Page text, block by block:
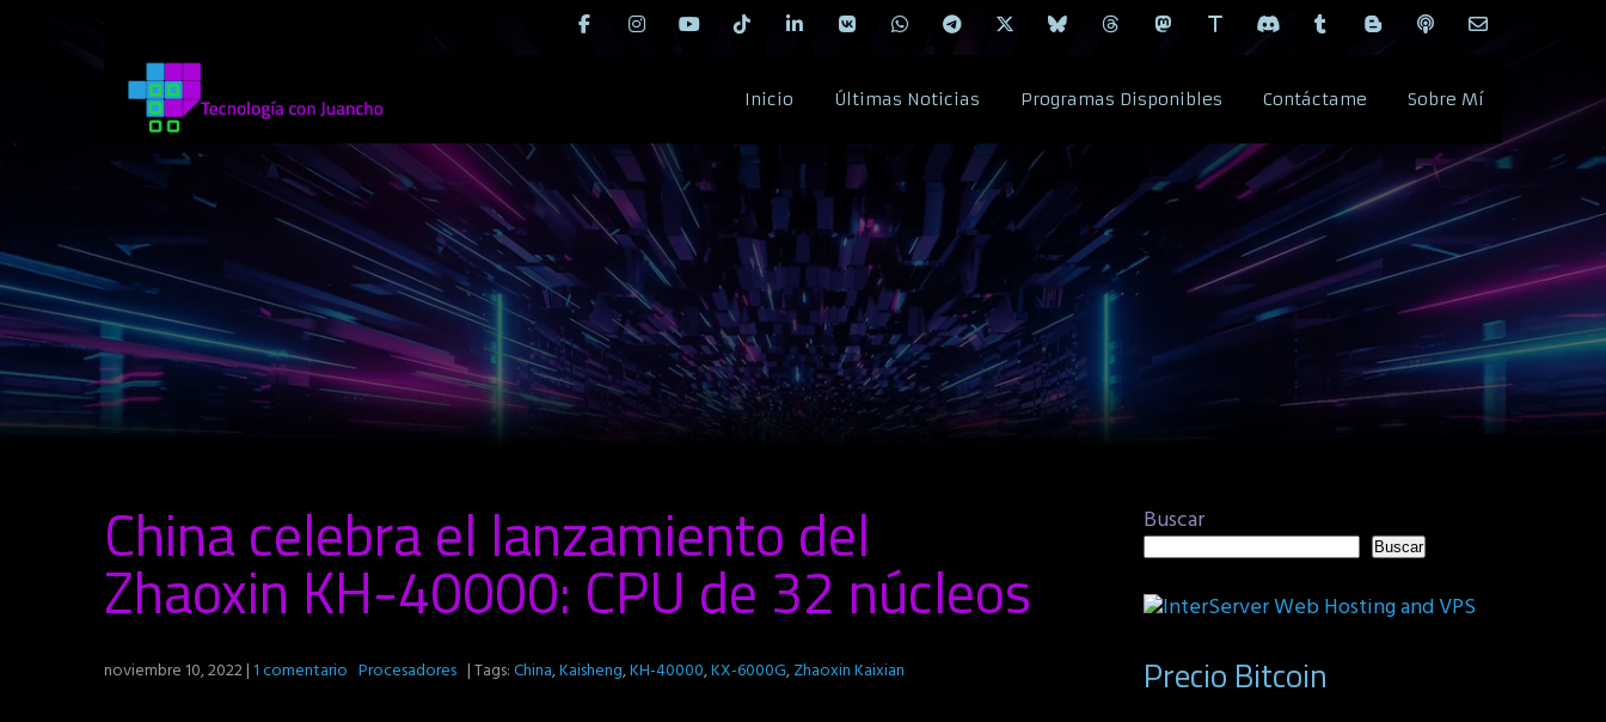
Inicio Últimas Noticias Programas Disponibles Contáctame Sobre Mí
China celebra el lanzamiento del
Zhaoxin KH-40000: CPU de 32 núcleos
noviembre 10, 2022|1 comentario Procesadores | Tags:China,Kaisheng,KH-40000,KX-6000G,Zhaoxin Kaixian
Buscar
Buscar
Precio Bitcoin